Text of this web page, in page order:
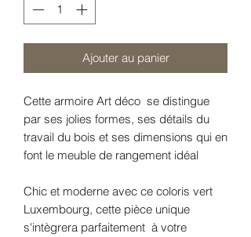
Ajouter au panier
Cette armoire Art déco se distingue
par ses jolies formes, ses détails du
travail du bois et ses dimensions qui en
font le meuble de rangement idéal
Chic et moderne avec ce coloris vert
Luxembourg, cette pièce unique
s'intègrera parfaitement à votre